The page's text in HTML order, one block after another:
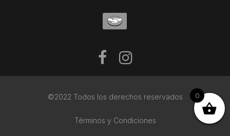
©2022 Todos los derechos reservados
Términos y Condiciones
0